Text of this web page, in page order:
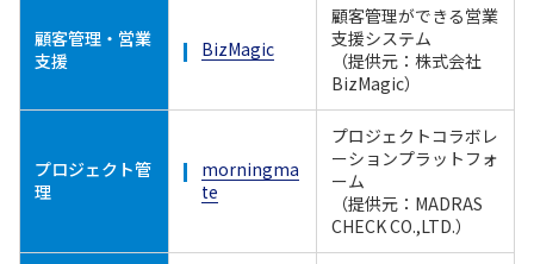
顧客管理・営業
支援
BizMagic
顧客管理ができる営業
支援システム
（提供元：株式会社
BizMagic）
プロジェクト管
理
morningma
te
プロジェクトコラボレ
ーションプラットフォ
ーム
（提供元：MADRAS
CHECK CO.,LTD.）